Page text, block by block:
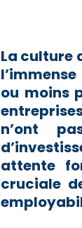
La culture
ou moins
n’ont
attente
cruciale